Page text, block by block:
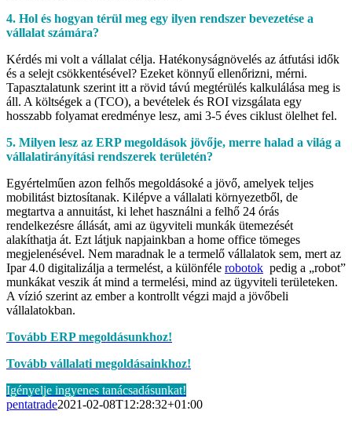
4. Hol és hogyan térül meg egy ilyen rendszer bevezetése a
vállalat számára?
Kérdés mi volt a vállalat célja. Hatékonyságnövelés az átfutási idők
és a selejt csökkentésével? Ezeket könnyű ellenőrizni, mérni.
Tapasztalatunk szerint itt a rövid távú megtérülés kalkulálása meg is
áll. A költségek a (TCO), a bevételek és ROI vizsgálata egy
hosszabb folyamat eredménye lesz, ami 3-5 éves ciklust ölelhet fel.
5. Milyen lesz az ERP megoldások jövője, merre halad a világ a
vállalatirányítási rendszerek területén?
Egyértelműen azon felhős megoldásoké a jövő, amelyek teljes
mobilitást biztosítanak. Kilépve a vállalati környezetből, de
megtartva a annuitást, ki lehet használni a felhő 24 órás
rendelkezésre állását, ami az ügyviteli munkák ütemezését
alakíthatja át. Ezt látjuk napjainkban a home office tömeges
megjelenésével. Nem maradnak le a termelő vállalatok sem, mert az
Ipar 4.0 digitalizálja a termelést, a különféle robotok pedig a „robot”
munkákat veszik át mind a termelési, mind az ügyviteli területeken.
A vízió szerint az ember a kontrollt végzi majd a jövőbeli
vállalatokban.
Tovább ERP megoldásunkhoz!
Tovább vállalati megoldásainkhoz!
Igényelje ingyenes tanácsadásunkat!
pentatrade2021-02-08T12:28:32+01:00